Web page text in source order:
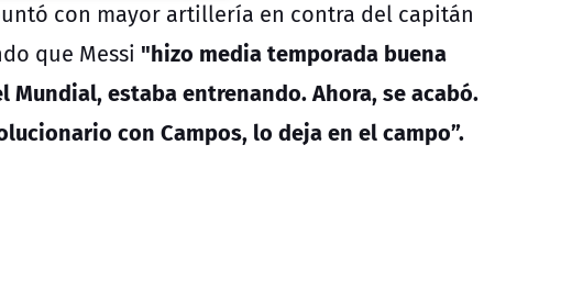
con mayor artillería en contra del capitán
que Messi "hizo media temporada buena
Mundial, estaba entrenando. Ahora, se acabó.
con Campos, lo deja en el campo”.